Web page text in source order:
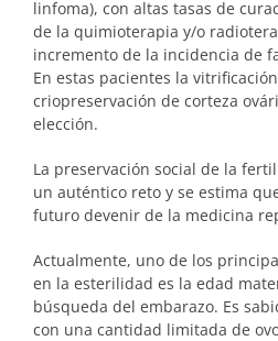
linfoma), con altas tasas de
de la quimioterapia y/o
incremento de la incidencia de
En estas pacientes la
criopreservación de corteza
elección.
La preservación social de la
un auténtico reto y se estima
futuro devenir de la medicina
Actualmente, uno de los
en la esterilidad es la edad
búsqueda del embarazo. Es
con una cantidad limitada de